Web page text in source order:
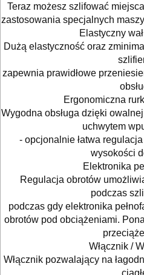
tarczowe
piły
betonu
komórkowego
szablowe
piły
pistolety
elektryczne
polerki
Teraz możesz szlifować
zastosowania specjalnych
Elastyczny
Dużą elastyczność oraz
zapewnia prawidłowe
Ergonomiczna
Wygodna obsługa dzięki
uchwytem
- opcjonalnie łatwa
wysokości
Elektronika
Regulacja obrotów
podczas
podczas gdy elektronika
obrotów pod obciążeniami.
Włącznik /
Włącznik pozwalający na